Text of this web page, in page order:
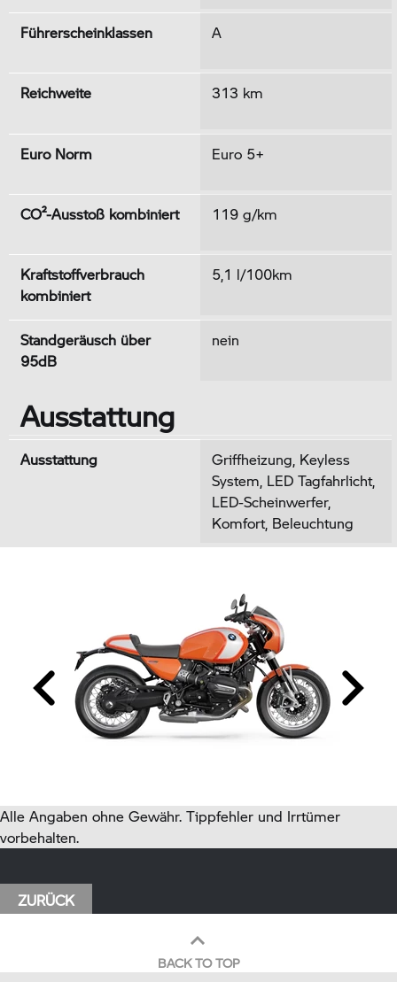
Führerscheinklassen A
Reichweite 313 km
Euro Norm Euro 5+
CO²-Ausstoß kombiniert 119 g/km
Kraftstoffverbrauch
kombiniert
5,1 l/100km
Standgeräusch über
95dB
nein
Ausstattung
Ausstattung
Griffheizung, Keyless
System, LED Tagfahrlicht,
LED-Scheinwerfer,
Komfort, Beleuchtung
Alle Angaben ohne Gewähr. Tippfehler und Irrtümer
vorbehalten.
ZURÜCK
BACK TO TOP